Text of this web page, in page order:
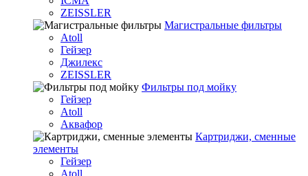
ZEISSLER
Магистральные фильтры
Atoll
Гейзер
Джилекс
ZEISSLER
Фильтры под мойку
Гейзер
Atoll
Аквафор
Картриджи, сменные
элементы
Гейзер
Atoll